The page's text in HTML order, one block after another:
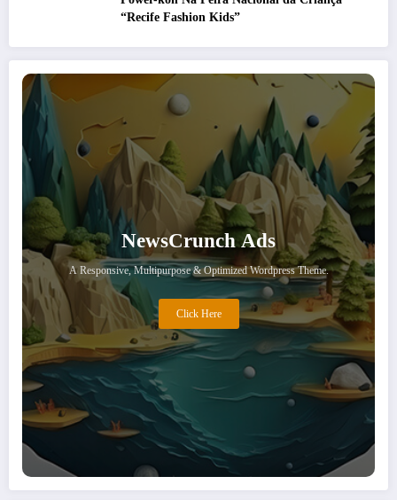
“Recife Fashion Kids”
NewsCrunch Ads
A Responsive, Multipurpose & Optimized Wordpress Theme.
Click Here